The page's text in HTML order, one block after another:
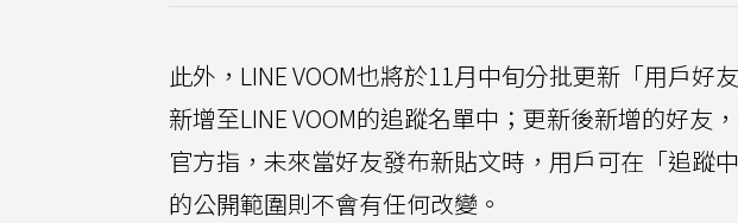
此外，LINE VOOM也將於11月中旬分批更新「用戶好
新增至LINE VOOM的追蹤名單中；更新後新增的好友
官方指，未來當好友發布新貼文時，用戶可在「追蹤
的公開範圍則不會有任何改變。